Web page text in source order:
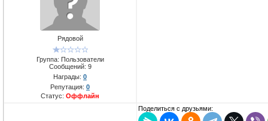
Рядовой
Группа: Пользователи
Сообщений: 9
Награды: 0
Репутация: 0
Статус: Оффлайн
Поделиться с друзьями: